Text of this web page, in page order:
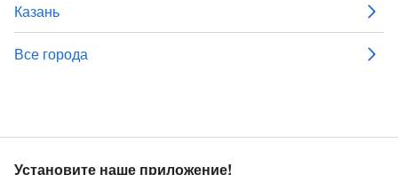
Казань
Все города
Установите наше приложение!